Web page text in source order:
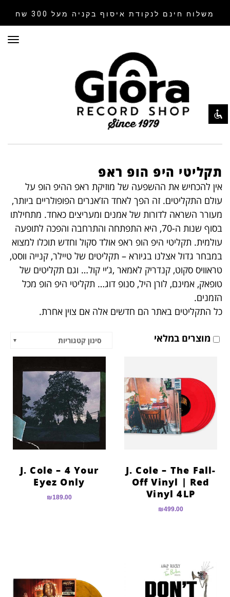
השבת את ההבזקים
סמן כותרות
צבע רקע
זום (הקטנה)
add_circle_outline הגדלת גופן
spellcheck גופן קריא
brightness_high ניגודיות בהירה
brightness_low ניגודיות כהה
format_underlined הוסף קו תחתון לקישורים
font_download סמן קישורים
לאפס
את
האפשרויות
משלוח חינם לנקודת איסוף בקניה מעל 300 שח
תקליטי היפ הופ ראפ
אין להכחיש את ההשפעה של מוזיקת ראפ ההיפ הופ על
עולם התקליטים. זה הפך לאחד הז’אנרים הפופולריים ביותר,
מעורר השראה לדורות של אמנים ומעריצים כאחד. מתחילתו
בסוף שנות ה-70, היא התפתחה והתרחבה והפכה לתופעה
עולמית. תקליטי היפ הופ ראפ אולד סקול וחדש תוכלו למצוא
במבחר גדול אצלנו בגיורא – תקליטים של טיילר, קנייה ווסט,
טראוויס ​סקוט, קנדריק לאמאר ,ג’יי קול… וגם תקליטים של
טופאק, אמינם, לורן היל, סנופ דוג… תקליטי היפ הופ מכל
הזמנים.
כל התקליטים באתר הם חדשים אלה אם צוין אחרת.
סינון קטגוריות מוצרים במלאי
J. Cole – The Fall-
Off Vinyl | Red
Vinyl 4LP
₪499.00
J. Cole – 4 Your
Eyez Only
₪189.00